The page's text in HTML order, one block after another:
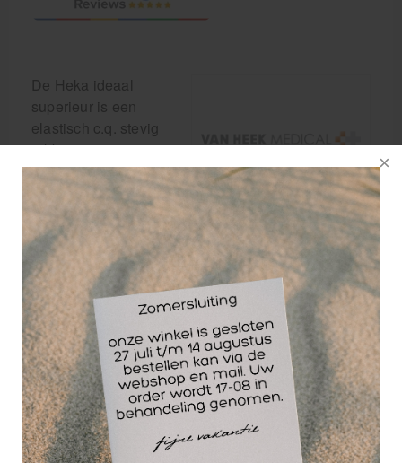
De Heka ideaal
superieur is een
elastisch c.q. stevig
rekbare
steunzwachtel, welke
voldoet aan de
Duitse DIN
kwaliteitsnormering
61632. De zwachtel is gemaakt van 100% katoen
en hierdoor ook geschikt voor de gevoelige huid.
Daarnaast is de steunzwachtel zeer geschikt voor
steun bij een verrekking, verstuiking en
spierblessures. De Heka Ideaal Superieur is
ademend, huidvriendelijk, kookvast, bestand tegen
vet, olie, zalven en zweet en is steriliseerbaar op
121 graden Celsius. Korte rek van circa 93%. Tip! In
combinatie met synthetische watten ook geschikt
voor het aanleggen van een drukverband.